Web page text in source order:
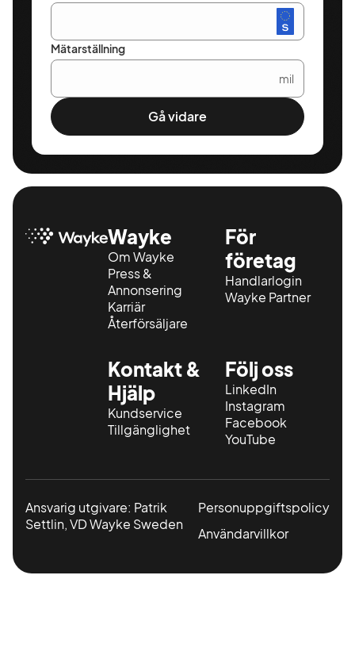
Mätarställning
mil
Gå vidare
Wayke
Om Wayke
Press &
Annonsering
Karriär
Återförsäljare
För
företag
Handlarlogin
Wayke Partner
Kontakt &
Hjälp
Kundservice
Tillgänglighet
Följ oss
LinkedIn
Instagram
Facebook
YouTube
Ansvarig utgivare: Patrik
Settlin, VD Wayke Sweden
Personuppgiftspolicy
Användarvillkor